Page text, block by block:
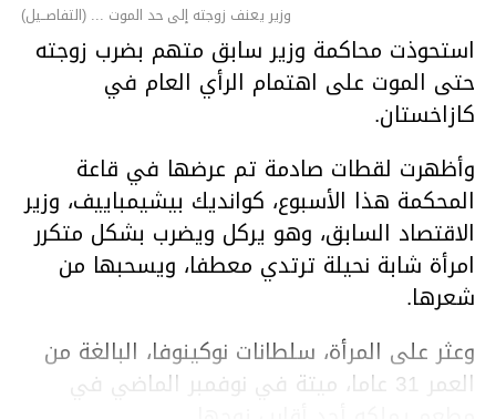
وزير يعنف زوجته إلى حد الموت ... (التفاصــيل)
استحوذت محاكمة وزير سابق متهم بضرب زوجته
حتى الموت على اهتمام الرأي العام في
كازاخستان.
وأظهرت لقطات صادمة تم عرضها في قاعة
المحكمة هذا الأسبوع، كوانديك بيشيمباييف، وزير
الاقتصاد السابق، وهو يركل ويضرب بشكل متكرر
امرأة شابة نحيلة ترتدي معطفا، ويسحبها من
شعرها.
وعثر على المرأة، سلطانات نوكينوفا، البالغة من
العمر 31 عاما، ميتة في نوفمبر الماضي في